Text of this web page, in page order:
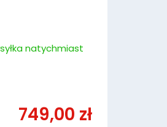
natychmiast
749,00 zł